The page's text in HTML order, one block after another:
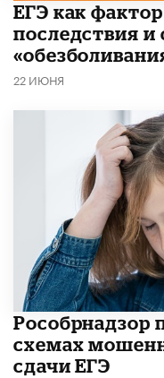
​ЕГЭ как
последствия и
22 ИЮНЯ
Рособрнадзор
схемах
сдачи ЕГЭ